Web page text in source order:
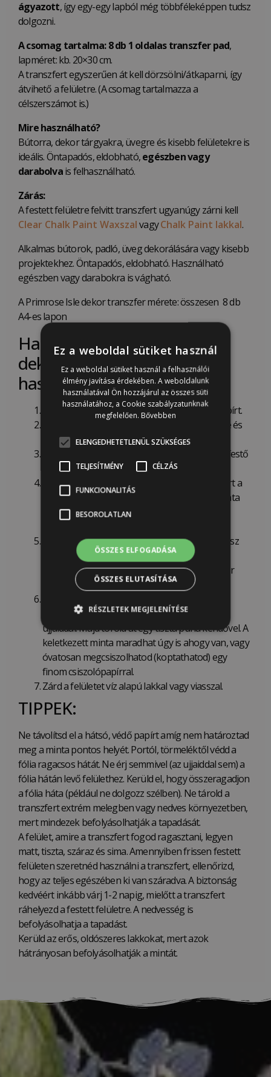
ágyazott, így egy-egy lapból még többféleképpen tudsz
dolgozni.
A csomag tartalma:8 db 1 oldalas transzfer pad,
lapméret: kb. 20×30 cm.
A transzfert egyszerűen át kell dörzsölni/átkaparni, így
átvihető a felületre. (A csomag tartalmazza a
célszerszámot is.)
Mire használható?
Bútorra, dekor tárgyakra, üvegre és kisebb felületekre is
ideális. Öntapadós, eldobható,egészben vagy
darabolvais felhasználható.
Zárás:
A festett felületre felvitt transzfert ugyanúgy zárni kell
Clear Chalk Paint WaxszalvagyChalk Paint lakkal.
Alkalmas bútorok, padló, üveg dekorálására vagy kisebb
projektekhez. Öntapadós, eldobható. Használható
egészben vagy darabokra is vágható.
A Primrose Isle dekor transzfer mérete: összesen 8 db
A4-es lapon
Használati utasítás IOD
dekorációs transzfer
használatához:
Vedd le óvatosan a fólia mögött levő, védő papírt.
Vidd a transzfert tartalmazó fóliát a felület fölé és
állítsd be a kívánt helyzetbe
Helyezd rá a felületre a transzfert és rögzítsd festő
szalaggal
Kezd el egyenletes erővel dörzsölni a transzfert a
dobozban található műanyag eszközzel, a minta
egyik sarkától kiindulva, amíg az eltávolodik a
Folytasd a dörzsölést keresztirányba is, az egész
transzferen. Amennyiben eltávolítás után
maradnak még apró részecskék a fólián, akkor
helyezd azt vissza a felületre és még dörzsöld.
felületen a minta tapadását száraz és tiszta
ujjaiddal. Majd töröld át egy tiszta puha kendővel. A
keletkezett minta maradhat úgy is ahogy van, vagy
óvatosan megcsiszolhatod (koptathatod) egy
finom csiszolópapírral.
Zárd a felületet víz alapú lakkal vagy viasszal.
TIPPEK:
Ne távolítsd el a hátsó, védő papírt amíg nem határoztad
meg a minta pontos helyét. Portól, törmeléktől védd a
fólia ragacsos hátát. Ne érj semmivel (az ujjaiddal sem) a
fólia hátán levő felülethez. Kerüld el, hogy összeragadjon
a fólia háta (például ne dolgozz szélben). Ne tárold a
transzfert extrém melegben vagy nedves környezetben,
mert mindezek befolyásolhatják a tapadását.
A felület, amire a transzfert fogod ragasztani, legyen
matt, tiszta, száraz és sima. Amennyiben frissen festett
felületen szeretnéd használni a transzfert, ellenőrizd,
hogy az teljes egészében ki van száradva. A biztonság
kedvéért inkább várj 1-2 napig, mielőtt a transzfert
ráhelyezd a festett felületre. A nedvesség is
befolyásolhatja a tapadást.
Kerüld az erős, oldószeres lakkokat, mert azok
hátrányosan befolyásolhatják a mintát.
Ez a weboldal sütiket használ
Ez a weboldal sütiket használ a felhasználói
élmény javítása érdekében. A weboldalunk
használatával Ön hozzájárul az összes süti
használatához, a Cookie szabályzatunknak
megfelelően. Bővebben
ELENGEDHETETLENÜL SZÜKSÉGES
TELJESÍTMÉNY CÉLZÁS
FUNKCIONALITÁS
BESOROLATLAN
ÖSSZES ELFOGADÁSA
ÖSSZES ELUTASÍTÁSA
RÉSZLETEK MEGJELENÍTÉSE